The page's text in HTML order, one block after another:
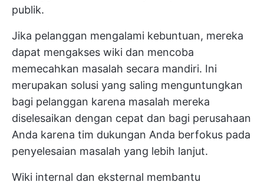
publik.
Jika pelanggan mengalami kebuntuan, mereka
dapat mengakses wiki dan mencoba
memecahkan masalah secara mandiri. Ini
merupakan solusi yang saling menguntungkan
bagi pelanggan karena masalah mereka
diselesaikan dengan cepat dan bagi perusahaan
Anda karena tim dukungan Anda berfokus pada
penyelesaian masalah yang lebih lanjut.
Wiki internal dan eksternal membantu